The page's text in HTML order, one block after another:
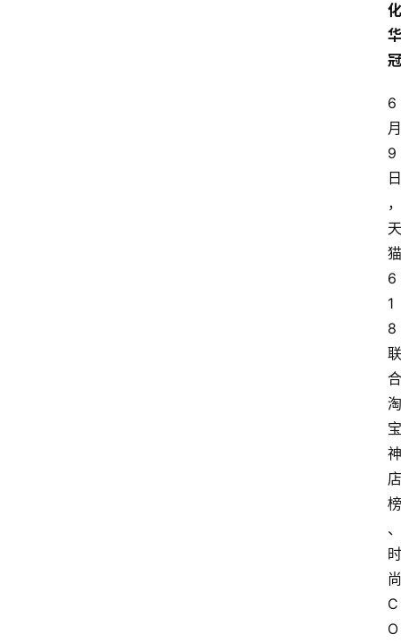
化
华
冠
6
月
9
日
，
天
猫
6
1
8
联
合
淘
宝
神
店
榜
、
时
尚
C
O